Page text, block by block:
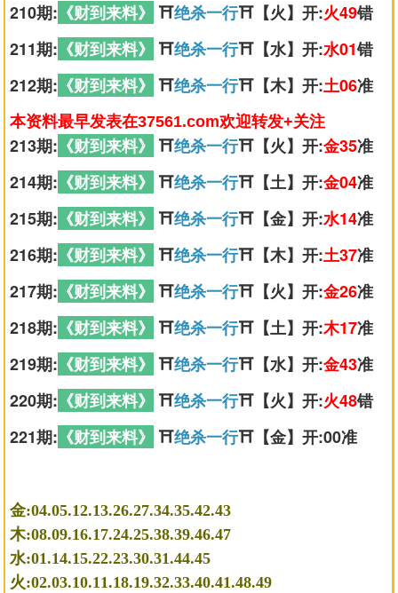
210期: 《财到来料》 ⛩️绝杀一行⛩️【火】开:火49错
211期: 《财到来料》 ⛩️绝杀一行⛩️【水】开:水01错
212期: 《财到来料》 ⛩️绝杀一行⛩️【木】开:土06准
本资料最早发表在37561.com欢迎转发+关注
213期: 《财到来料》 ⛩️绝杀一行⛩️【火】开:金35准
214期: 《财到来料》 ⛩️绝杀一行⛩️【土】开:金04准
215期: 《财到来料》 ⛩️绝杀一行⛩️【金】开:水14准
216期: 《财到来料》 ⛩️绝杀一行⛩️【木】开:土37准
217期: 《财到来料》 ⛩️绝杀一行⛩️【火】开:金26准
218期: 《财到来料》 ⛩️绝杀一行⛩️【土】开:木17准
219期: 《财到来料》 ⛩️绝杀一行⛩️【水】开:金43准
220期: 《财到来料》 ⛩️绝杀一行⛩️【火】开:火48错
221期: 《财到来料》 ⛩️绝杀一行⛩️【金】开:00准
金:04.05.12.13.26.27.34.35.42.43
木:08.09.16.17.24.25.38.39.46.47
水:01.14.15.22.23.30.31.44.45
火:02.03.10.11.18.19.32.33.40.41.48.49